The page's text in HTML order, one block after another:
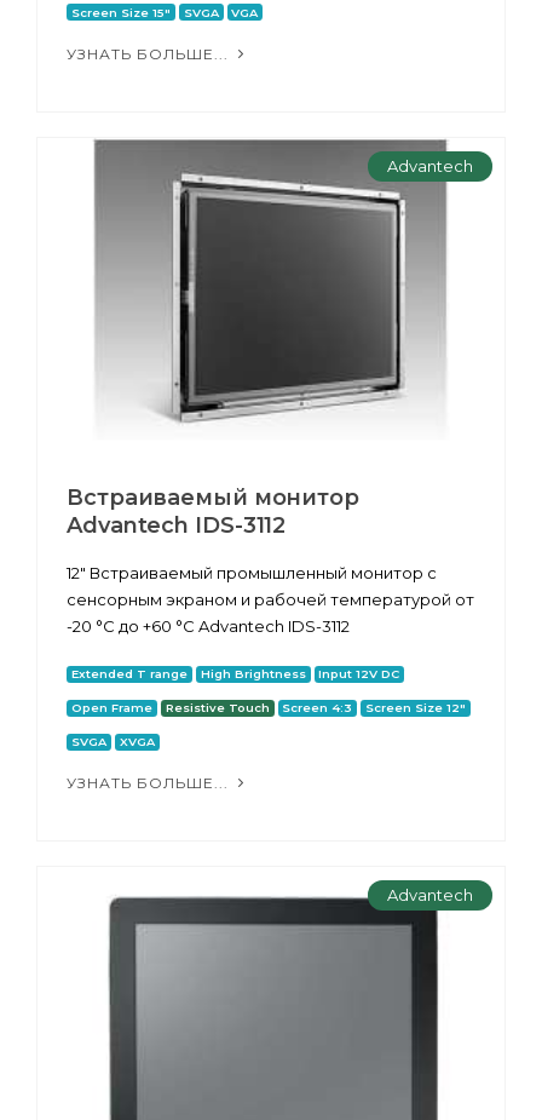
Screen Size 15" SVGA VGA
УЗНАТЬ БОЛЬШЕ...
Advantech
Встраиваемый монитор
Advantech IDS-3112
12" Встраиваемый промышленный монитор с
сенсорным экраном и рабочей температурой от
-20 °C до +60 °C Advantech IDS-3112
Extended T range High Brightness Input 12V DC
Open Frame Resistive Touch Screen 4:3 Screen Size 12"
SVGA XVGA
УЗНАТЬ БОЛЬШЕ...
Advantech